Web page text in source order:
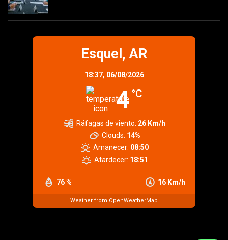
Esquel, AR
18:37, 06/08/2026
4 °C
76 % 16 Km/h
Ráfagas de viento: 26 Km/h
Clouds: 14%
Amanecer: 08:50
Atardecer: 18:51
Weather from OpenWeatherMap